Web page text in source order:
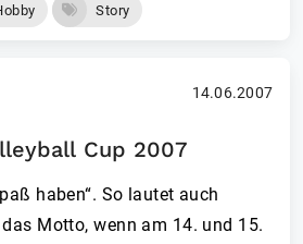
Story
14.06.2007
Cup 2007
haben“. So lautet auch
Motto, wenn am 14. und 15.